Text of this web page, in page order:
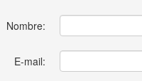
Nombre:
E-mail: